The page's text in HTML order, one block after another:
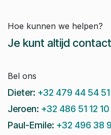
Hoe kunnen we helpen?
Je kunt altijd
Bel ons
Dieter: +32 479 44 54 51
Jeroen: +32 486 51 12 10
Paul-Emile: +32 496 38